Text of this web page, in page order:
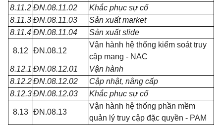
8.11.2 ĐN.08.11.02
Khắc phục sự cố
8.11.3 ĐN.08.11.03
Sản xuất market
8.11.4 ĐN.08.11.04 Sản xuất slide
8.12 ĐN.08.12
Vận hành hệ thống kiểm soát truy
cập mạng - NAC
8.12.1 ĐN.08.12.01
Vận hành
8.12.2 ĐN.08.12.02
Cập nhật, nâng cấp
8.12.3 ĐN.08.12.03 Khắc phục sự cố
8.13 ĐN.08.13
Vận hành hệ thống phần mềm
quản lý truy cập đặc quyền - PAM